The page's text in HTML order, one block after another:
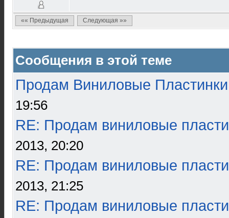
«« Предыдущая Следующая »»
Сообщения в этой теме
Продам Виниловые Пластинки
19:56
RE: Продам виниловые
2013, 20:20
RE: Продам виниловые
2013, 21:25
RE: Продам виниловые